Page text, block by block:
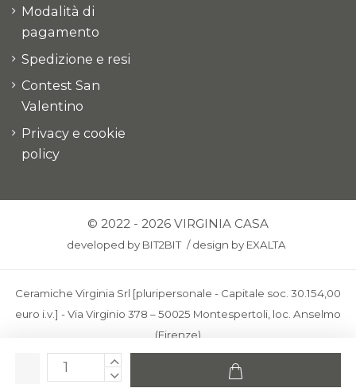
Modalità di
pagamento
Spedizione e resi
Contest San
Valentino
Privacy e cookie
policy
© 2022 - 2026 VIRGINIA CASA
developed by BIT2BIT /design by EXALTA
Ceramiche Virginia Srl [pluripersonale - Capitale soc. 30.154,00
euro i.v.] - Via Virginio 378 – 50025 Montespertoli, loc. Anselmo
(Firenze)
C.F. e P.IVA: IT00436100481 - REA: FI-227733 - PEC:
ceramichevirginia@pec.it